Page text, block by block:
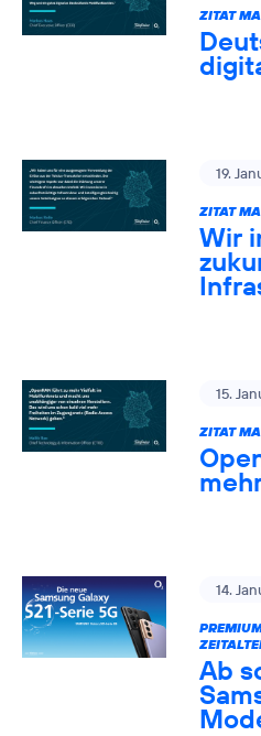
ZITAT
19.
ZITAT
Wir
15.
ZITAT
14.
Ab